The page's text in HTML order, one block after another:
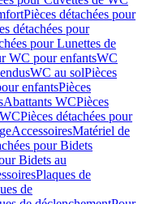
Pièces détachées pour
détachées pour
pour Lunettes de
WC pour enfantsWC
WC au solPièces
enfantsPièces
Abattants WCPièces
Pièces détachées pour
AccessoiresMatériel de
pour Bidets
Bidets au
Plaques de
de